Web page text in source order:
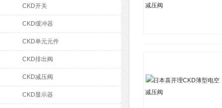
CKD开关
CKD缓冲器
CKD单元元件
CKD排出阀
CKD减压阀
CKD显示器